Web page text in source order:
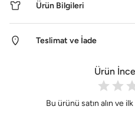
Ürün Bilgileri
Teslimat ve İade
Ürün
Bu ürünü satın alın ve